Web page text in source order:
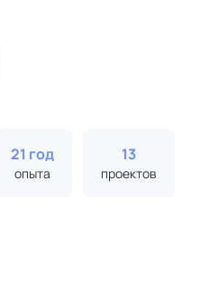
21 год
опыта
13
проектов